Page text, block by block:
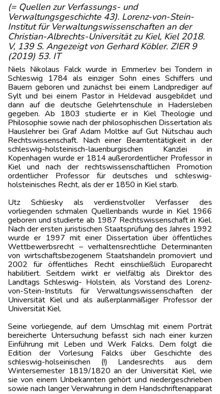
(= Quellen zur Verfassungs- und
Verwaltungsgeschichte 43). Lorenz-von-Stein-
Institut für Verwaltungswissenschaften an der
Christian-Albrechts-Universität zu Kiel, Kiel 2018.
V, 139 S. Angezeigt von Gerhard Köbler. ZIER 9
(2019) 53. IT
Niels Nikolaus Falck wurde in Emmerlev bei Tondern in
Schleswig 1784 als einziger Sohn eines Schiffers und
Bauern geboren und zunächst bei einem Landprediger auf
Sylt und bei einem Pastor in Heldevad ausgebildet und
dann auf die deutsche Gelehrtenschule in Hadersleben
gegeben. Ab 1803 studierte er in Kiel Theologie und
Philosophie sowie nach der philosophischen Dissertation als
Hauslehrer bei Graf Adam Moltke auf Gut Nütschau auch
Rechtswissenschaft. Nach einer Beamtentätigkeit in der
schleswig-holsteinisch-lauenburgischen Kanzlei in
Kopenhagen wurde er 1814 außerordentlicher Professor in
Kiel und nach der rechtswissenschaftlichen Promotion
ordentlicher Professor für deutsches und schleswig-
holsteinisches Recht, als der er 1850 in Kiel starb.
Utz Schliesky als verdienstvoller Verfasser des
vorliegenden schmalen Quellenbands wurde in Kiel 1966
geboren und studierte ab 1987 Rechtswissenschaft in Kiel.
Nach der ersten juristischen Staatsprüfung des Jahres 1992
wurde er 1997 mit einer Dissertation über öffentliches
Wettbewerbsrecht – verhaltensrechtliche Determinanten
von wirtschaftsbezogenem Staatshandeln promoviert und
2002 für öffentliches Recht einschließlich Europarecht
habilitiert. Seitdem wirkt er vielfältig als Direktor des
Landtags Schleswig- Holstein, als Vorstand des Lorenz-
von-Stein-Instituts für Verwaltungswissenschaften der
Universität Kiel und als außerplanmäßiger Professor der
Universität Kiel.
Seine vorliegende, auf dem Umschlag mit einem Porträt
bereicherte Untersuchung befasst sich nach einer kurzen
Einführung mit Leben und Werk Falcks. Dem folgt die
Edition der Vorlesung Falcks über Geschichte des
schleswig-holseinischen (!) Landesrechts aus dem
Wintersemester 1819/1820 an der Universität Kiel, wie
sie von einem Unbekannten gehört und niedergeschrieben
sowie nach langer Verwahrung in dem Handschriftenapparat